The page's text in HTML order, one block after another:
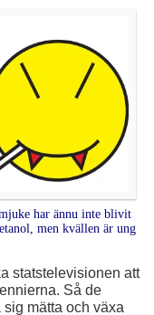
har ännu inte blivit
men kvällen är ung
statstelevisionen att
Så de
mätta och växa